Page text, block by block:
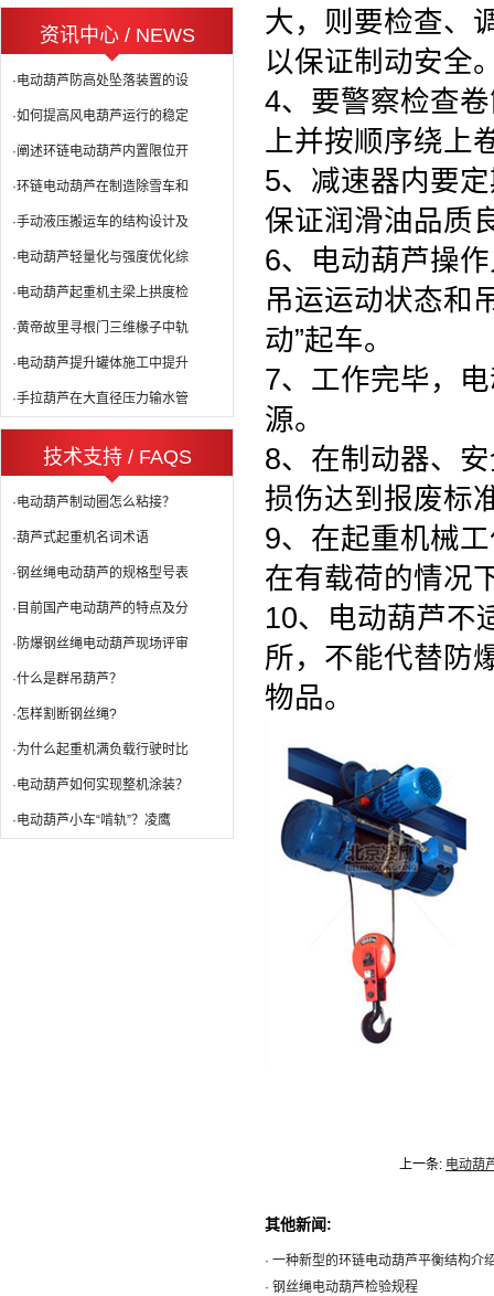
资讯中心 / NEWS
·电动葫芦防高处坠落装置的设
·如何提高风电葫芦运行的稳定
·阐述环链电动葫芦内置限位开
·环链电动葫芦在制造除雪车和
·手动液压搬运车的结构设计及
·电动葫芦轻量化与强度优化综
·电动葫芦起重机主梁上拱度检
·黄帝故里寻根门三维椽子中轨
·电动葫芦提升罐体施工中提升
·手拉葫芦在大直径压力输水管
技术支持 / FAQS
·电动葫芦制动圈怎么粘接？
·葫芦式起重机名词术语
·钢丝绳电动葫芦的规格型号表
·目前国产电动葫芦的特点及分
·防爆钢丝绳电动葫芦现场评审
·什么是群吊葫芦？
·怎样割断钢丝绳?
·为什么起重机满负载行驶时比
·电动葫芦如何实现整机涂装？
·电动葫芦小车“啃轨”？凌鹰
大，则要检查、
以保证制动安全
4、要警察检查
上并按顺序绕上
5、减速器内要
保证润滑油品质
6、电动葫芦操
吊运运动状态和
动”起车。
7、工作完毕，
源。
8、在制动器、
损伤达到报废标
9、在起重机械
在有载荷的情况
10、电动葫芦不
所，不能代替防
物品。
上一条: 电动葫
其他新闻:
· 一种新型的环链电动葫芦平衡结构介
· 钢丝绳电动葫芦检验规程